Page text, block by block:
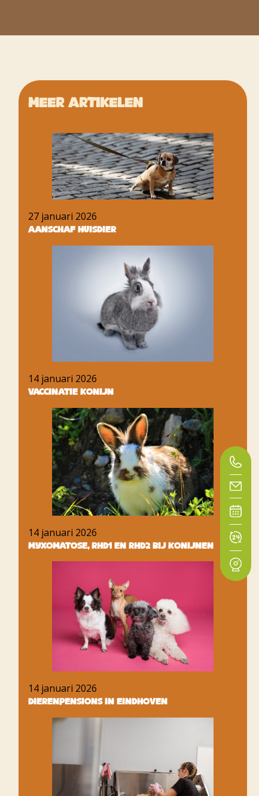
Meer artikelen
27 januari 2026
Aanschaf huisdier
14 januari 2026
Vaccinatie konijn
14 januari 2026
Myxomatose, RHD1 en RHD2 bij konijnen
14 januari 2026
Dierenpensions in Eindhoven